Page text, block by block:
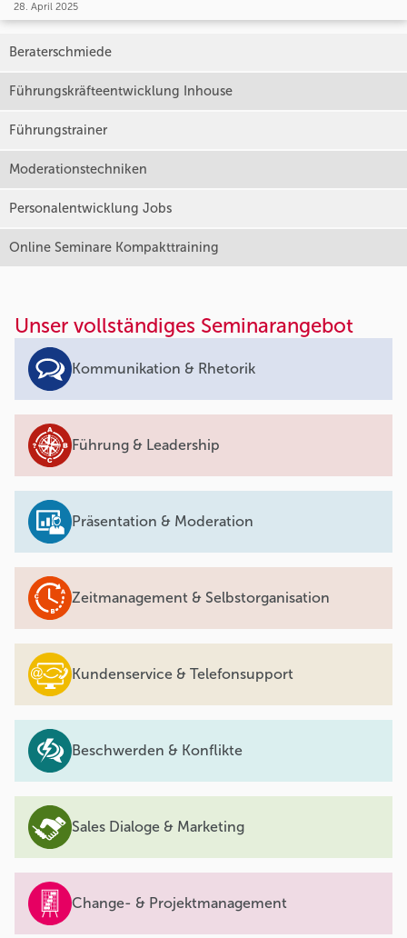
28. April 2025
Beraterschmiede
Führungskräfteentwicklung Inhouse
Führungstrainer
Moderationstechniken
Personalentwicklung Jobs
Online Seminare Kompakttraining
Unser vollständiges Seminarangebot
Kommunikation & Rhetorik
Führung & Leadership
Präsentation & Moderation
Zeitmanagement & Selbstorganisation
Kundenservice & Telefonsupport
Beschwerden & Konflikte
Sales Dialoge & Marketing
Change- & Projektmanagement